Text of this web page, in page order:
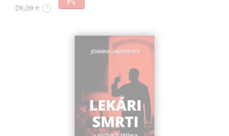
28,20 € ?